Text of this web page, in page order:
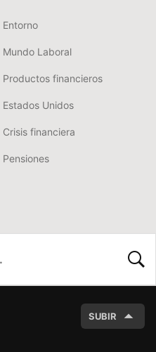
Entorno
Mundo Laboral
Productos financieros
Estados Unidos
Crisis financiera
Pensiones
SUBIR